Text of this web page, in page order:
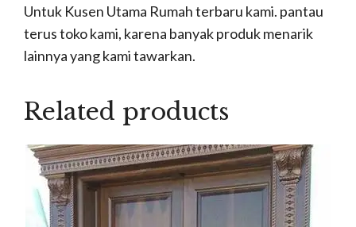
Untuk Kusen Utama Rumah terbaru kami. pantau
terus toko kami, karena banyak produk menarik
lainnya yang kami tawarkan.
Related products